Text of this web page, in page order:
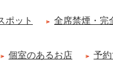
顧問契約 】 冷え性改善協会
ポット 全席禁煙・完
個室のあるお店 予